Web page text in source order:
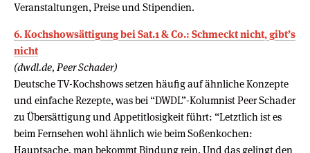
Veranstaltungen, Preise und Stipendien.
6. Kochshowsättigung bei Sat.1 & Co.: Schmeckt nicht, gibt’s
nicht
(dwdl.de, Peer Schader)
Deutsche TV-Kochshows setzen häufig auf ähnliche Konzepte
und einfache Rezepte, was bei “DWDL”-Kolumnist Peer Schader
zu Übersättigung und Appetitlosigkeit führt: “Letztlich ist es
beim Fernsehen wohl ähnlich wie beim Soßenkochen:
Hauptsache, man bekommt Bindung rein. Und das gelingt den